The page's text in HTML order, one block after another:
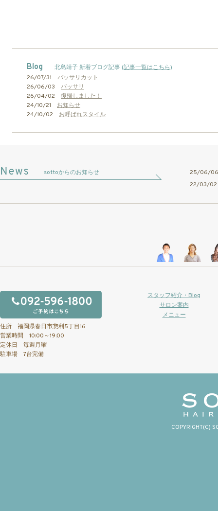
Blog 北島靖子 新着ブログ記事 (記事一覧はこちら)
26/07/31 バッサリカット
26/06/03 バッサリ
26/04/02 復帰しました！
24/10/21 お知らせ
24/10/02 お呼ばれスタイル
sottoからのお知らせ
25/06/
22/03/
住所 福岡県春日市惣利5丁目16
営業時間 10:00～19:00
定休日 毎週月曜
駐車場 7台完備
スタッフ紹介・Blog
サロン案内
メニュー
COPYRIGHT(C)